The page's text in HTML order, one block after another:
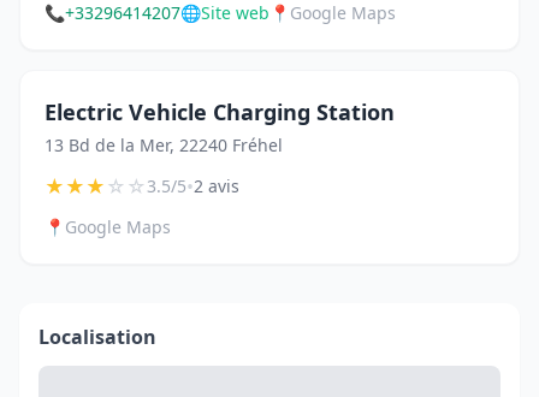
📞+33296414207🌐Site web 📍 Google Maps
Electric Vehicle Charging Station
13 Bd de la Mer, 22240 Fréhel
★★★☆☆3.5/5•2 avis
📍 Google Maps
Localisation